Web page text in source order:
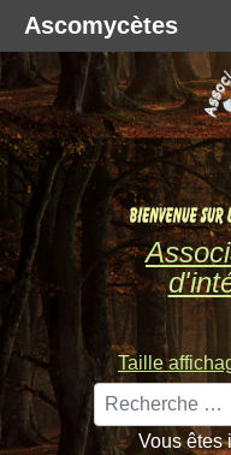
Taille
Rechercher
Vous
Ascomycètes